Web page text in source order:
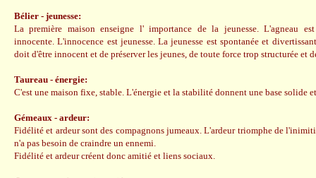
Bélier - jeunesse:
La première maison enseigne l' importance de la jeunesse. L'agneau
innocente. L'innocence est jeunesse. La jeunesse est spontanée et
doit d'être innocent et de préserver les jeunes, de toute force trop structurée et
Taureau - énergie:
C'est une maison fixe, stable. L'énergie et la stabilité donnent une base solide
Gémeaux - ardeur:
Fidélité et ardeur sont des compagnons jumeaux. L'ardeur triomphe de
n'a pas besoin de craindre un ennemi.
Fidélité et ardeur créent donc amitié et liens sociaux.